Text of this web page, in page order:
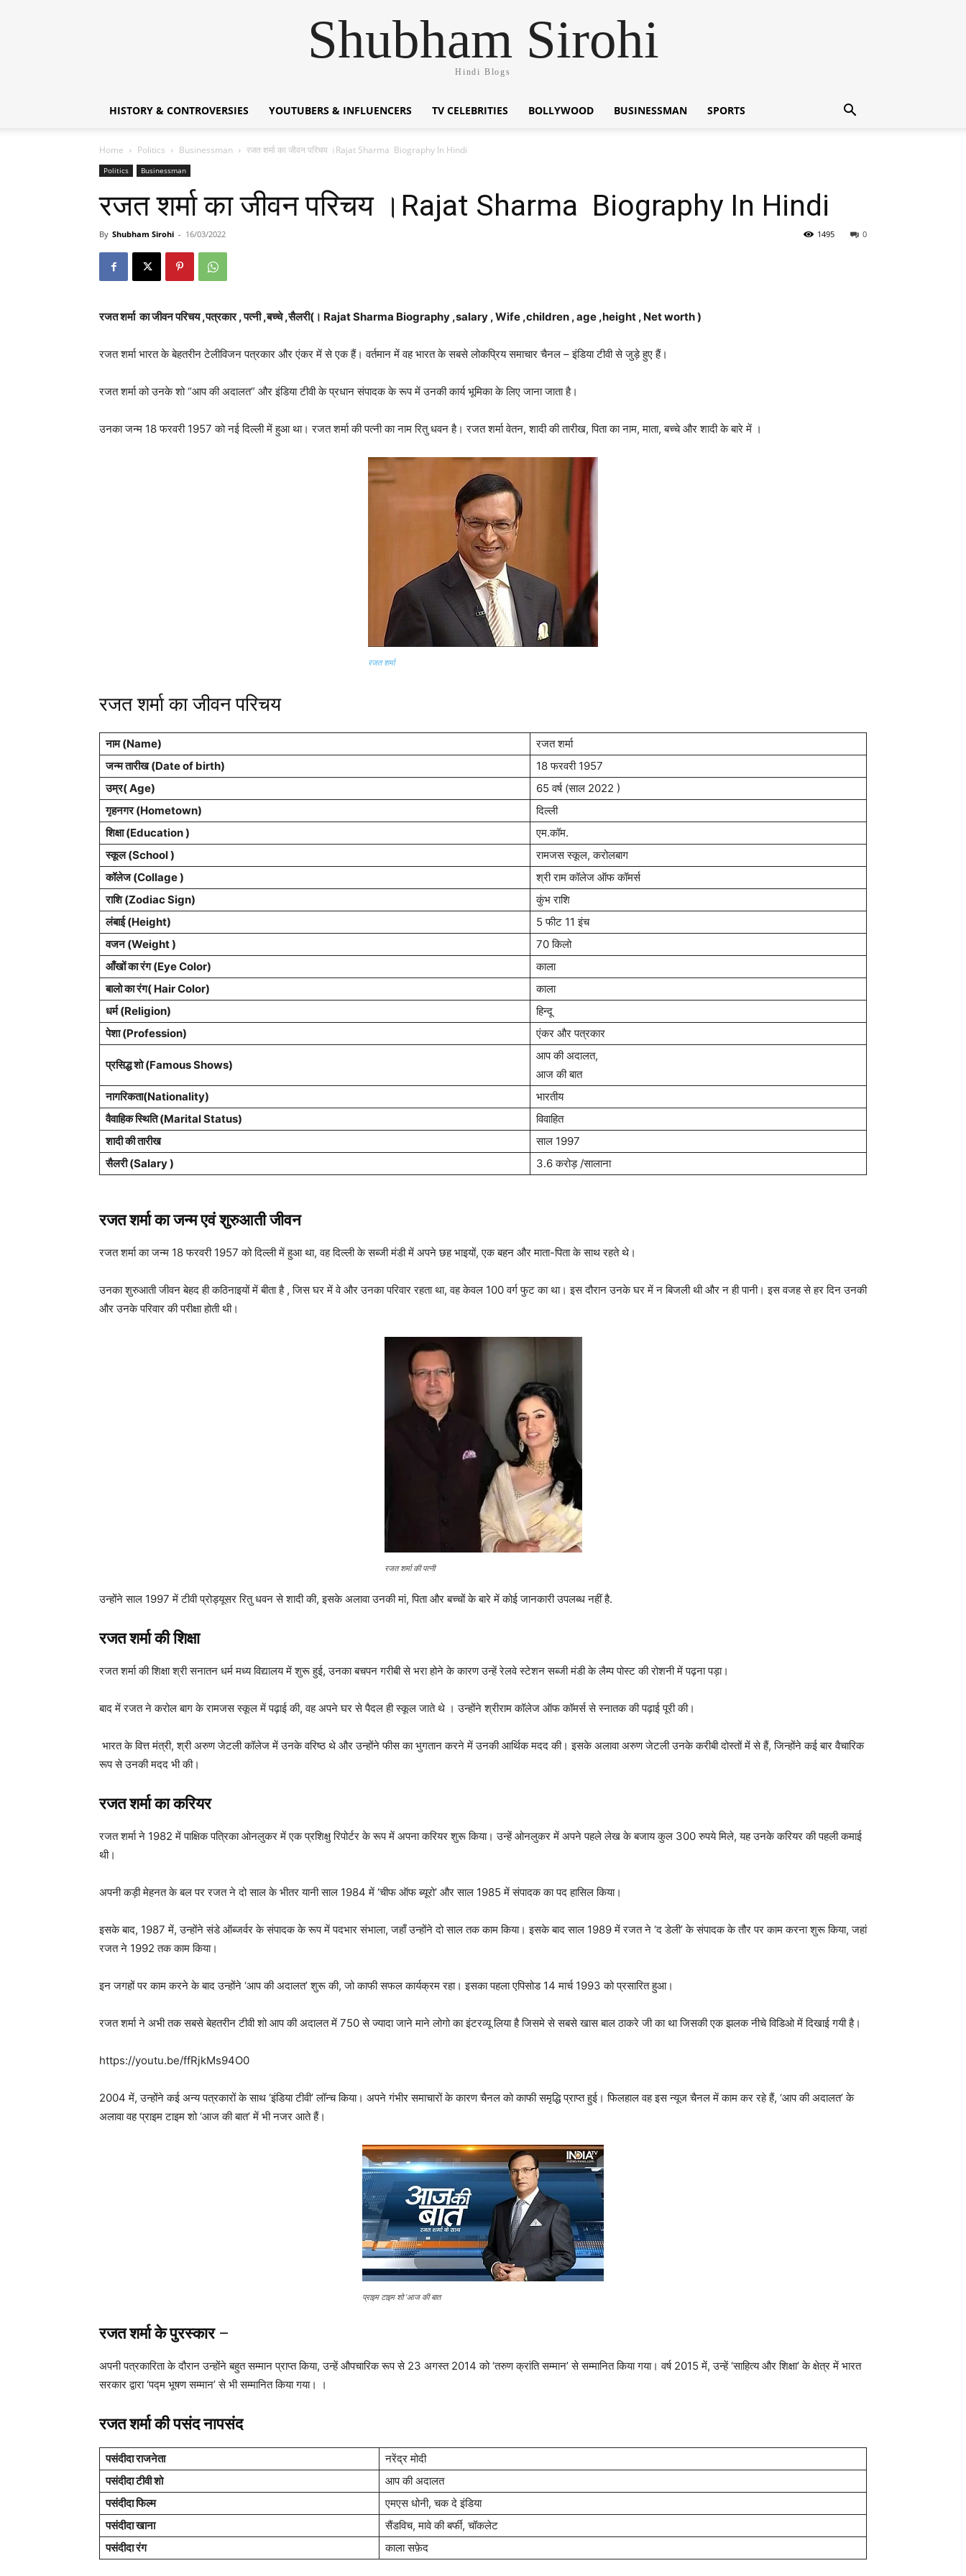
Shubham Sirohi
Hindi Blogs
HISTORY & CONTROVERSIES YOUTUBERS & INFLUENCERS TV CELEBRITIES BOLLYWOOD BUSINESSMAN SPORTS
Home Politics Businessman रजत शर्मा का जीवन परिचय ।Rajat Sharma Biography In Hindi
Politics Businessman
रजत शर्मा का जीवन परिचय ।Rajat Sharma Biography In Hindi
By Shubham Sirohi - 16/03/2022 0
1495
रजत शर्मा का जीवन परिचय ,पत्रकार , पत्नी ,बच्चे ,सैलरी(। Rajat Sharma Biography ,salary , Wife ,children , age ,height , Net worth )
रजत शर्मा भारत के बेहतरीन टेलीविजन पत्रकार और एंकर में से एक हैं। वर्तमान में वह भारत के सबसे लोकप्रिय समाचार चैनल – इंडिया टीवी से जुड़े हुए हैं।
रजत शर्मा को उनके शो “आप की अदालत” और इंडिया टीवी के प्रधान संपादक के रूप में उनकी कार्य भूमिका के लिए जाना जाता है।
उनका जन्म 18 फरवरी 1957 को नई दिल्ली में हुआ था। रजत शर्मा की पत्नी का नाम रितु धवन है। रजत शर्मा वेतन, शादी की तारीख, पिता का नाम, माता, बच्चे और शादी के बारे में ।
रजत शर्मा
रजत शर्मा का जीवन परिचय
नाम (Name)
रजत शर्मा
जन्म तारीख (Date of birth)
18 फरवरी 1957
उम्र( Age)
65 वर्ष (साल 2022 )
गृहनगर (Hometown)
दिल्ली
शिक्षा (Education )
एम.कॉम.
स्कूल (School )
रामजस स्कूल, करोलबाग
कॉलेज (Collage )
श्री राम कॉलेज ऑफ कॉमर्स
राशि (Zodiac Sign)
कुंभ राशि
लंबाई (Height)
5 फीट 11 इंच
वजन (Weight )
70 किलो
आँखों का रंग (Eye Color)
काला
बालो का रंग( Hair Color)
काला
धर्म (Religion)
हिन्दू
पेशा (Profession)
एंकर और पत्रकार
प्रसिद्ध शो (Famous Shows)
आप की अदालत,
आज की बात
नागरिकता(Nationality)
भारतीय
वैवाहिक स्थिति (Marital Status)
विवाहित
शादी की तारीख
साल 1997
सैलरी (Salary )
3.6 करोड़ /सालाना
रजत शर्मा का जन्म एवं शुरुआती जीवन
रजत शर्मा का जन्म 18 फरवरी 1957 को दिल्ली में हुआ था, वह दिल्ली के सब्जी मंडी में अपने छह भाइयों, एक बहन और माता-पिता के साथ रहते थे।
उनका शुरुआती जीवन बेहद ही कठिनाइयों में बीता है , जिस घर में वे और उनका परिवार रहता था, वह केवल 100 वर्ग फुट का था। इस दौरान उनके घर में न बिजली थी और न ही पानी। इस वजह से हर दिन उनकी
और उनके परिवार की परीक्षा होती थी।
रजत शर्मा की पत्नी
उन्होंने साल 1997 में टीवी प्रोड्यूसर रितु धवन से शादी की, इसके अलावा उनकी मां, पिता और बच्चों के बारे में कोई जानकारी उपलब्ध नहीं है.
रजत शर्मा की शिक्षा
रजत शर्मा की शिक्षा श्री सनातन धर्म मध्य विद्यालय में शुरू हुई, उनका बचपन गरीबी से भरा होने के कारण उन्हें रेलवे स्टेशन सब्जी मंडी के लैम्प पोस्ट की रोशनी में पढ़ना पड़ा।
बाद में रजत ने करोल बाग के रामजस स्कूल में पढ़ाई की, वह अपने घर से पैदल ही स्कूल जाते थे । उन्होंने श्रीराम कॉलेज ऑफ कॉमर्स से स्नातक की पढ़ाई पूरी की।
भारत के वित्त मंत्री, श्री अरुण जेटली कॉलेज में उनके वरिष्ठ थे और उन्होंने फीस का भुगतान करने में उनकी आर्थिक मदद की। इसके अलावा अरुण जेटली उनके करीबी दोस्तों में से हैं, जिन्होंने कई बार वैचारिक
रूप से उनकी मदद भी की।
रजत शर्मा का करियर
रजत शर्मा ने 1982 में पाक्षिक पत्रिका ओनलुकर में एक प्रशिक्षु रिपोर्टर के रूप में अपना करियर शुरू किया। उन्हें ओनलुकर में अपने पहले लेख के बजाय कुल 300 रुपये मिले, यह उनके करियर की पहली कमाई
थी।
अपनी कड़ी मेहनत के बल पर रजत ने दो साल के भीतर यानी साल 1984 में ‘चीफ ऑफ ब्यूरो’ और साल 1985 में संपादक का पद हासिल किया।
इसके बाद, 1987 में, उन्होंने संडे ऑब्जर्वर के संपादक के रूप में पदभार संभाला, जहाँ उन्होंने दो साल तक काम किया। इसके बाद साल 1989 में रजत ने ‘द डेली’ के संपादक के तौर पर काम करना शुरू किया, जहां
रजत ने 1992 तक काम किया।
इन जगहों पर काम करने के बाद उन्होंने ‘आप की अदालत’ शुरू की, जो काफी सफल कार्यक्रम रहा। इसका पहला एपिसोड 14 मार्च 1993 को प्रसारित हुआ।
रजत शर्मा ने अभी तक सबसे बेहतरीन टीवी शो आप की अदालत में 750 से ज्यादा जाने माने लोगो का इंटरव्यू लिया है जिसमे से सबसे खास बाल ठाकरे जी का था जिसकी एक झलक नीचे विडिओ में दिखाई गयी है।
https://youtu.be/ffRjkMs94O0
2004 में, उन्होंने कई अन्य पत्रकारों के साथ ‘इंडिया टीवी’ लॉन्च किया। अपने गंभीर समाचारों के कारण चैनल को काफी समृद्धि प्राप्त हुई। फिलहाल वह इस न्यूज चैनल में काम कर रहे हैं, ‘आप की अदालत’ के
अलावा वह प्राइम टाइम शो ‘आज की बात’ में भी नजर आते हैं।
प्राइम टाइम शो ‘आज की बात
रजत शर्मा के पुरस्कार –
अपनी पत्रकारिता के दौरान उन्होंने बहुत सम्मान प्राप्त किया, उन्हें औपचारिक रूप से 23 अगस्त 2014 को ‘तरुण क्रांति सम्मान’ से सम्मानित किया गया। वर्ष 2015 में, उन्हें ‘साहित्य और शिक्षा’ के क्षेत्र में भारत
सरकार द्वारा ‘पद्म भूषण सम्मान’ से भी सम्मानित किया गया। ।
रजत शर्माकी पसंद नापसंद
पसंदीदा राजनेता
नरेंद्र मोदी
पसंदीदा टीवी शो
आप की अदालत
पसंदीदा फिल्म
एमएस धोनी, चक दे ​​इंडिया
पसंदीदा खाना
सैंडविच, मावे की बर्फी, चॉकलेट
पसंदीदा रंग
काला सफ़ेद